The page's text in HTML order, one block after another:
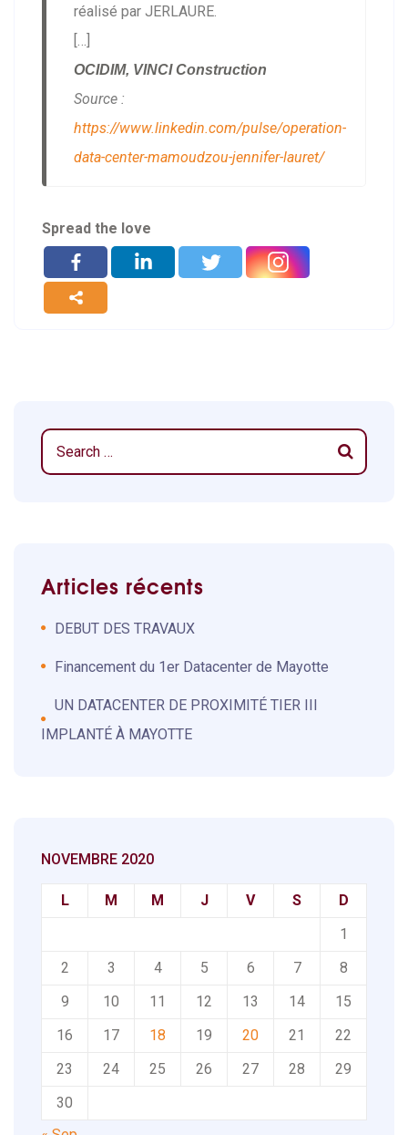
réalisé par JERLAURE.
OCIDIM, VINCI Construction
Source :
https://www.linkedin.com/pulse/operation-
data-center-mamoudzou-jennifer-lauret/
Spread the love
Articles récents
DEBUT DES TRAVAUX
Financement du 1er Datacenter de Mayotte
UN DATACENTER DE PROXIMITÉ TIER III
IMPLANTÉ À MAYOTTE
NOVEMBRE 2020
L M M J V S
D
1
2
3 4 5 6 7
8
9
10 11 12 13 14
15
16
17 18 19 20 21
22
23
24 25 26 27 28
29
30